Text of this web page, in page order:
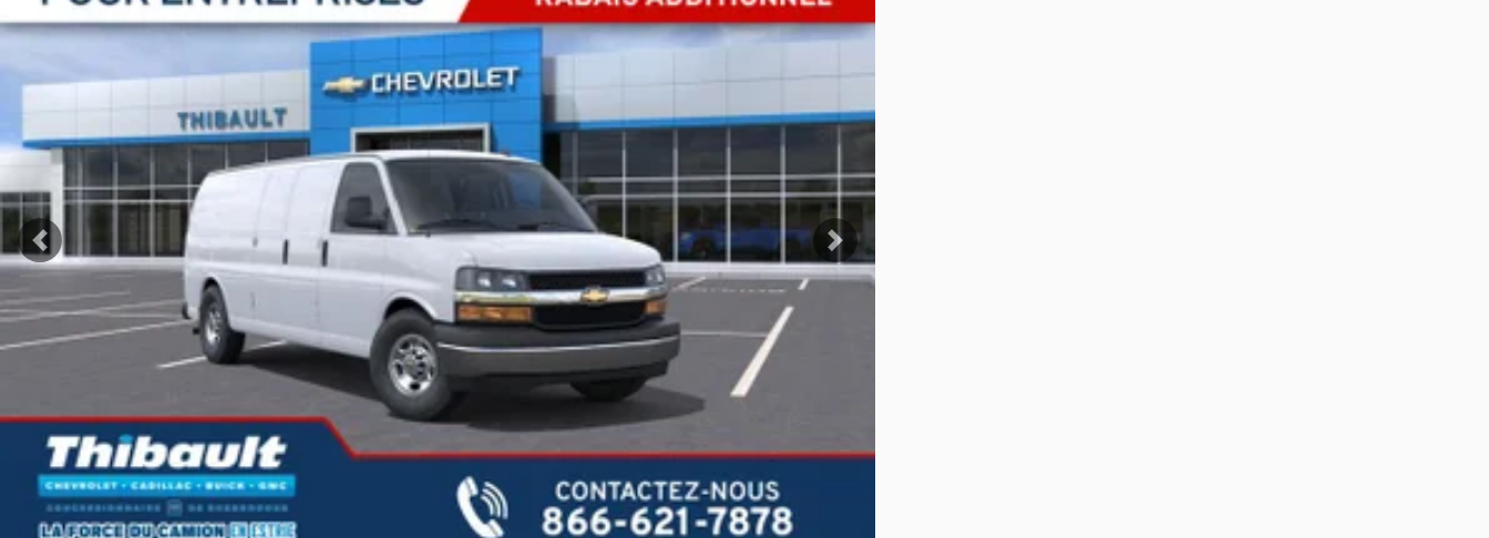
Précédent Suivant